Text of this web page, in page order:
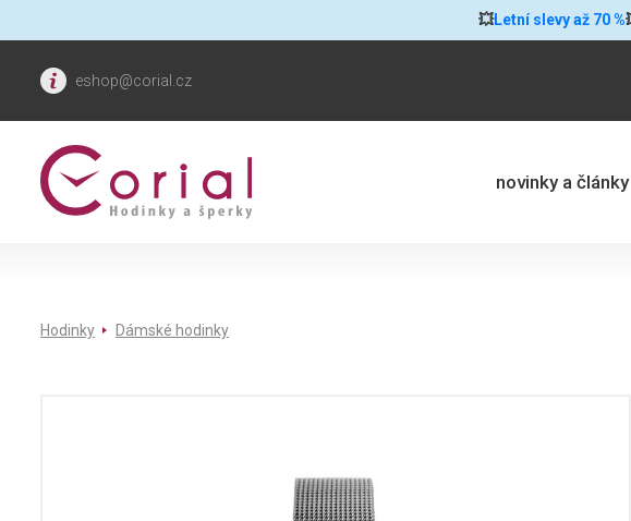
💥Letní slevy až 70 %
eshop@corial.cz
novinky a články
Hodinky Dámské hodinky